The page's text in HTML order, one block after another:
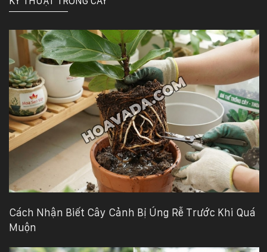
Cách Nhận Biết Cây Cảnh Bị Úng Rễ Trước Khi Quá
Muộn